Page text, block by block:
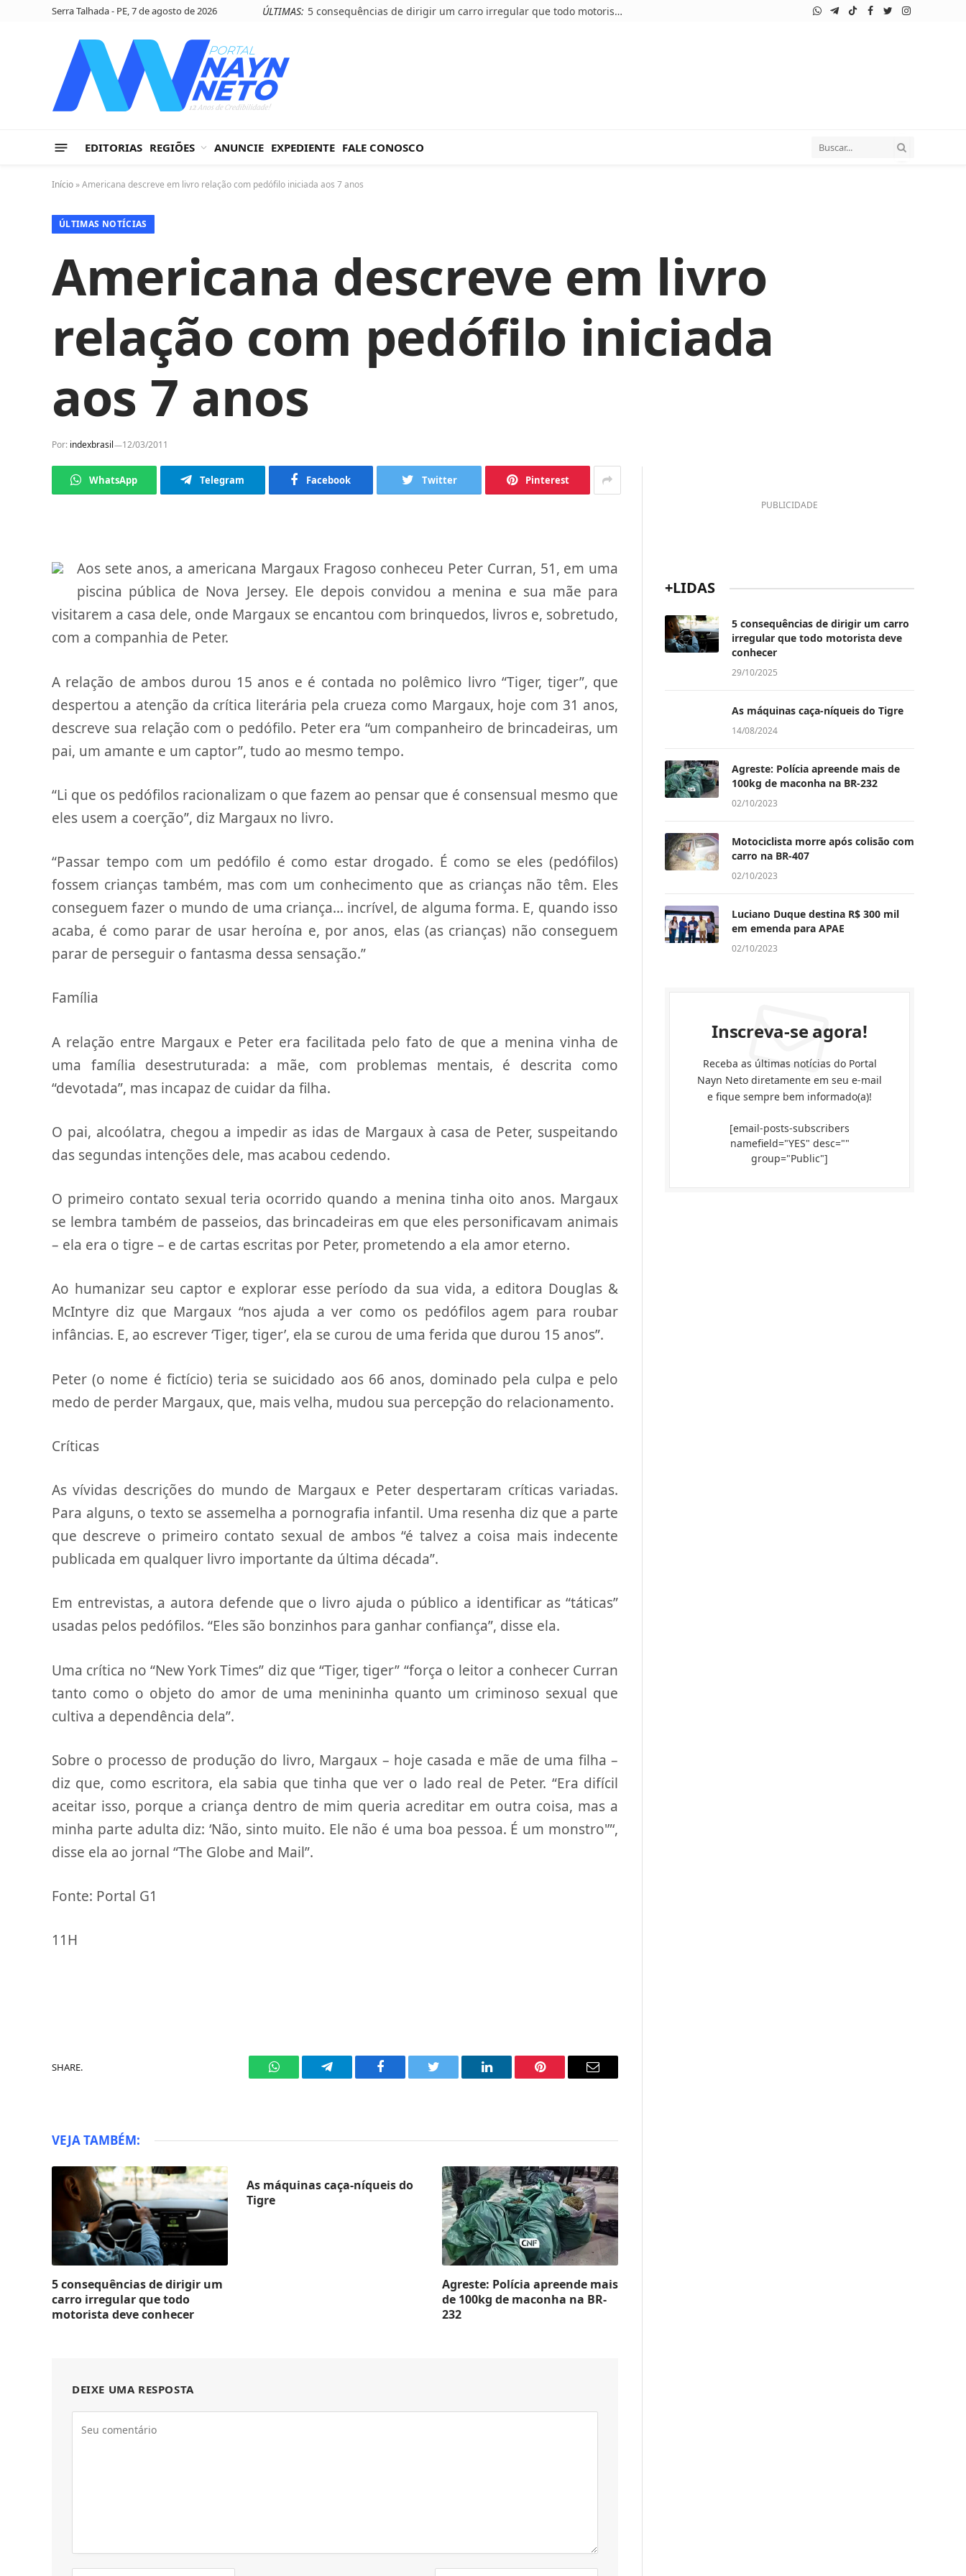
Serra Talhada - PE, 7 de agosto de 2026 ÚLTIMAS: 5 consequências de dirigir um carro irregular que todo motorista deve conhecer WhatsApp
Telegram
TikTokFacebook
TwitterInstagram
EDITORIAS REGIÕES ANUNCIE EXPEDIENTE FALE CONOSCO
Início »Americana descreve em livro relação com pedófilo iniciada aos 7 anos
ÚLTIMAS NOTÍCIAS
Americana descreve em livro
relação com pedófilo iniciada
aos 7 anos
Por: indexbrasil 12/03/2011
WhatsApp Telegram Facebook Twitter Pinterest
Aos sete anos, a americana Margaux Fragoso conheceu Peter Curran, 51, em uma
piscina pública de Nova Jersey. Ele depois convidou a menina e sua mãe para
visitarem a casa dele, onde Margaux se encantou com brinquedos, livros e, sobretudo,
com a companhia de Peter.
A relação de ambos durou 15 anos e é contada no polêmico livro “Tiger, tiger”, que
despertou a atenção da crítica literária pela crueza como Margaux, hoje com 31 anos,
descreve sua relação com o pedófilo. Peter era “um companheiro de brincadeiras, um
pai, um amante e um captor”, tudo ao mesmo tempo.
“Li que os pedófilos racionalizam o que fazem ao pensar que é consensual mesmo que
eles usem a coerção”, diz Margaux no livro.
“Passar tempo com um pedófilo é como estar drogado. É como se eles (pedófilos)
fossem crianças também, mas com um conhecimento que as crianças não têm. Eles
conseguem fazer o mundo de uma criança… incrível, de alguma forma. E, quando isso
acaba, é como parar de usar heroína e, por anos, elas (as crianças) não conseguem
parar de perseguir o fantasma dessa sensação.”
Família
A relação entre Margaux e Peter era facilitada pelo fato de que a menina vinha de
uma família desestruturada: a mãe, com problemas mentais, é descrita como
“devotada”, mas incapaz de cuidar da filha.
O pai, alcoólatra, chegou a impedir as idas de Margaux à casa de Peter, suspeitando
das segundas intenções dele, mas acabou cedendo.
O primeiro contato sexual teria ocorrido quando a menina tinha oito anos. Margaux
se lembra também de passeios, das brincadeiras em que eles personificavam animais
– ela era o tigre – e de cartas escritas por Peter, prometendo a ela amor eterno.
Ao humanizar seu captor e explorar esse período da sua vida, a editora Douglas &
McIntyre diz que Margaux “nos ajuda a ver como os pedófilos agem para roubar
infâncias. E, ao escrever ‘Tiger, tiger’, ela se curou de uma ferida que durou 15 anos”.
Peter (o nome é fictício) teria se suicidado aos 66 anos, dominado pela culpa e pelo
medo de perder Margaux, que, mais velha, mudou sua percepção do relacionamento.
Críticas
As vívidas descrições do mundo de Margaux e Peter despertaram críticas variadas.
Para alguns, o texto se assemelha a pornografia infantil. Uma resenha diz que a parte
que descreve o primeiro contato sexual de ambos “é talvez a coisa mais indecente
publicada em qualquer livro importante da última década”.
Em entrevistas, a autora defende que o livro ajuda o público a identificar as “táticas”
usadas pelos pedófilos. “Eles são bonzinhos para ganhar confiança”, disse ela.
Uma crítica no “New York Times” diz que “Tiger, tiger” “força o leitor a conhecer Curran
tanto como o objeto do amor de uma menininha quanto um criminoso sexual que
cultiva a dependência dela”.
Sobre o processo de produção do livro, Margaux – hoje casada e mãe de uma filha –
diz que, como escritora, ela sabia que tinha que ver o lado real de Peter. “Era difícil
aceitar isso, porque a criança dentro de mim queria acreditar em outra coisa, mas a
minha parte adulta diz: ‘Não, sinto muito. Ele não é uma boa pessoa. É um monstro'”‘,
disse ela ao jornal “The Globe and Mail”.
Fonte: Portal G1
11H
SHARE.
WhatsAppTelegram Facebook Twitter LinkedIn Pinterest Email
VEJA TAMBÉM:
5 consequências de dirigir um
carro irregular que todo
motorista deve conhecer
As máquinas caça-níqueis do
Tigre
Agreste: Polícia apreende mais
de 100kg de maconha na BR-
232
DEIXE UMA RESPOSTA
PUBLICIDADE
+LIDAS
5 consequências de dirigir um carro
irregular que todo motorista deve
conhecer
29/10/2025
As máquinas caça-níqueis do Tigre
14/08/2024
Agreste: Polícia apreende mais de
100kg de maconha na BR-232
02/10/2023
Motociclista morre após colisão com
carro na BR-407
02/10/2023
Luciano Duque destina R$ 300 mil
em emenda para APAE
02/10/2023
Inscreva-se agora!
Receba as últimas notícias do Portal
Nayn Neto diretamente em seu e-mail
e fique sempre bem informado(a)!
[email-posts-subscribers
namefield="YES" desc=""
group="Public"]